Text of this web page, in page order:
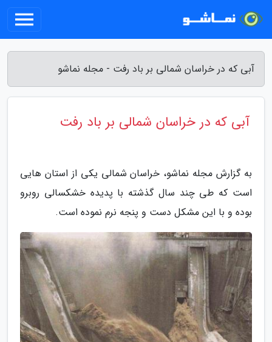
آبی که در خراسان شمالی بر باد رفت - مجله نماشو
آبی که در خراسان شمالی بر باد رفت
به گزارش مجله نماشو، خراسان شمالی یکی از استان هایی
است که طی چند سال گذشته با پدیده خشکسالی روبرو
بوده و با این مشکل دست و پنجه نرم نموده است.